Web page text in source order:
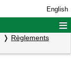
English
≡
Règlements